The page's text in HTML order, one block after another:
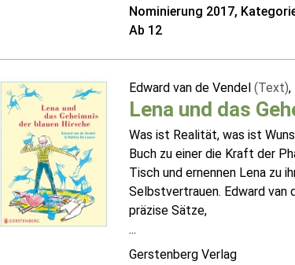
Nominierung 2017,
Ab 12
Edward van de Vendel (Text),
Lena und das
Was ist Realität, was ist
Buch zu einer die Kraft der
Tisch und ernennen Lena zu
Selbstvertrauen. Edward van
präzise Sätze,
...
Gerstenberg Verlag